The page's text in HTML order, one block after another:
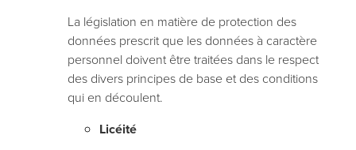
La législation en matière de protection des
données prescrit que les données à caractère
personnel doivent être traitées dans le respect
des divers principes de base et des conditions
qui en découlent.
Licéité